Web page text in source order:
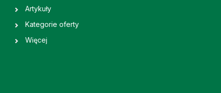
Artykuły
Kategorie oferty
Więcej